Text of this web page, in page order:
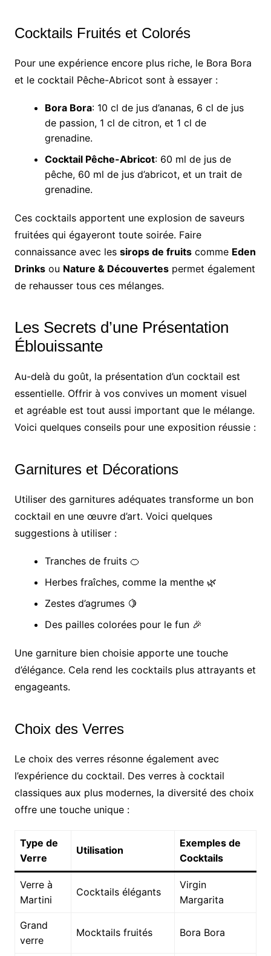
Cocktails Fruités et Colorés
Pour une expérience encore plus riche, le Bora Bora
et le cocktail Pêche-Abricot sont à essayer :
Bora Bora: 10 cl de jus d’ananas, 6 cl de jus
de passion, 1 cl de citron, et 1 cl de
grenadine.
Cocktail Pêche-Abricot: 60 ml de jus de
pêche, 60 ml de jus d’abricot, et un trait de
grenadine.
Ces cocktails apportent une explosion de saveurs
fruitées qui égayeront toute soirée. Faire
connaissance avec les sirops de fruitscomme Eden
Drinksou Nature & Découvertespermet également
de rehausser tous ces mélanges.
Les Secrets d’une Présentation
Éblouissante
Au-delà du goût, la présentation d’un cocktail est
essentielle. Offrir à vos convives un moment visuel
et agréable est tout aussi important que le mélange.
Voici quelques conseils pour une exposition réussie :
Garnitures et Décorations
Utiliser des garnitures adéquates transforme un bon
cocktail en une œuvre d’art. Voici quelques
suggestions à utiliser :
Tranches de fruits 🍊
Herbes fraîches, comme la menthe 🌿
Zestes d’agrumes 🍋
Des pailles colorées pour le fun 🎉
Une garniture bien choisie apporte une touche
d’élégance. Cela rend les cocktails plus attrayants et
engageants.
Choix des Verres
Le choix des verres résonne également avec
l’expérience du cocktail. Des verres à cocktail
classiques aux plus modernes, la diversité des choix
offre une touche unique :
Type de
Verre
Utilisation
Exemples de
Cocktails
Verre à
Martini
Cocktails élégants
Virgin
Margarita
Grand
verre
Mocktails fruités Bora Bora